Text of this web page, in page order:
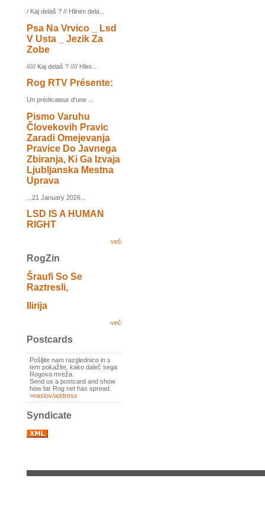
/ Kaj delaš ? // Hlinim dela...
Psa Na Vrvico _ Lsd
V Usta _ Jezik Za
Zobe
///// Kaj delaš ? //// Hlini...
Rog RTV Présente:
Un prédicateur d'une ...
Pismo Varuhu
Človekovih Pravic
Zaradi Omejevanja
Pravice Do Javnega
Zbiranja, Ki Ga Izvaja
Ljubljanska Mestna
Uprava
...21 January 2026...
LSD IS A HUMAN
RIGHT
več
RogZin
Šraufi So Se
Raztresli,
Ilirija
več
Postcards
Pošljite nam razglednico in s
tem pokažite, kako daleč sega
Rogova mreža.
Send us a postcard and show
how far Rog net has spread.
>naslov/address
Syndicate